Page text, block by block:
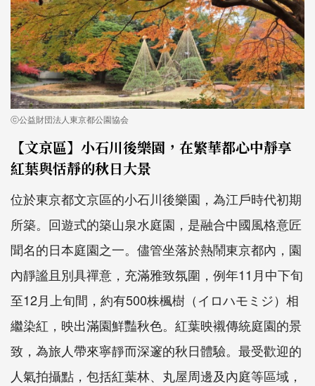
ⓒ公益財団法人東京都公園協会
【文京區】小石川後樂園，在繁華都心中靜享
紅葉與恬靜的秋日大景
位於東京都文京區的小石川後樂園，為江戶時代初期
所築。回遊式的築山泉水庭園，是融合中國風格意匠
聞名的日本庭園之一。儘管坐落於熱鬧東京都內，園
內靜謐且別具禪意，充滿雅致氛圍，例年11月中下旬
至12月上旬間，約有500株楓樹（イロハモミジ）相
繼染紅，映出滿園鮮豔秋色。紅葉映襯傳統庭園的景
致，為旅人帶來寧靜而深邃的秋日體驗。最受歡迎的
人氣拍攝點，包括紅葉林、丸屋周邊及內庭等區域，